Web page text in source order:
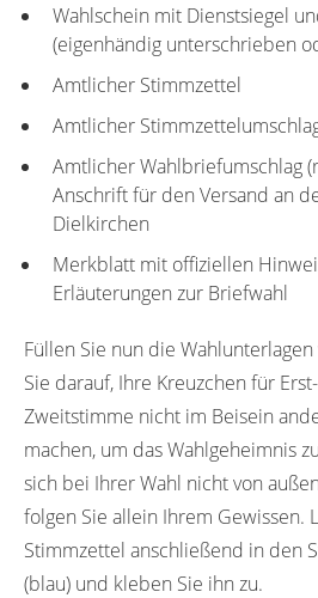
Wahlschein mit Dienstsiegel
(eigenhändig unterschrieben
Amtlicher Stimmzettel
Amtlicher
Amtlicher Wahlbriefumschlag
Anschrift für den Versand an
Dielkirchen
Merkblatt mit offiziellen
Erläuterungen zur Briefwahl
Füllen Sie nun die
Sie darauf, Ihre Kreuzchen für
Zweitstimme nicht im Beisein
machen, um das Wahlgeheimnis
sich bei Ihrer Wahl nicht von
folgen Sie allein Ihrem Gewissen.
Stimmzettel anschließend in den
(blau) und kleben Sie ihn zu.